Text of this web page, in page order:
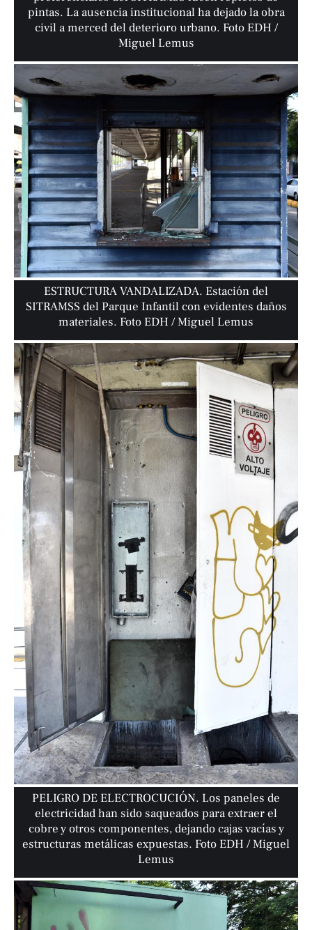
pintas. La ausencia institucional ha dejado la obra
civil a merced del deterioro urbano. Foto EDH /
Miguel Lemus
ESTRUCTURA VANDALIZADA. Estación del
SITRAMSS del Parque Infantil con evidentes daños
materiales. Foto EDH / Miguel Lemus
PELIGRO DE ELECTROCUCIÓN. Los paneles de
electricidad han sido saqueados para extraer el
cobre y otros componentes, dejando cajas vacías y
estructuras metálicas expuestas. Foto EDH / Miguel
Lemus